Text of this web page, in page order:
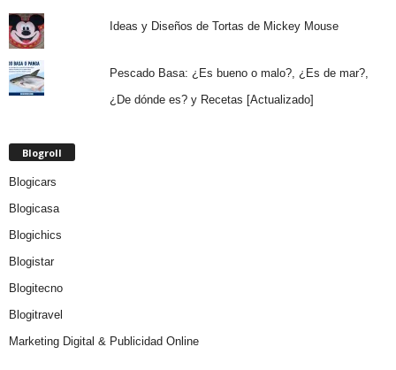
Ideas y Diseños de Tortas de Mickey Mouse
Pescado Basa: ¿Es bueno o malo?, ¿Es de mar?,
¿De dónde es? y Recetas [Actualizado]
Blogroll
Blogicars
Blogicasa
Blogichics
Blogistar
Blogitecno
Blogitravel
Marketing Digital & Publicidad Online